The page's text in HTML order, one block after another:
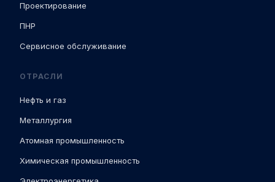
Проектирование
ПНР
Сервисное обслуживание
ОТРАСЛИ
Нефть и газ
Металлургия
Атомная промышленность
Химическая промышленность